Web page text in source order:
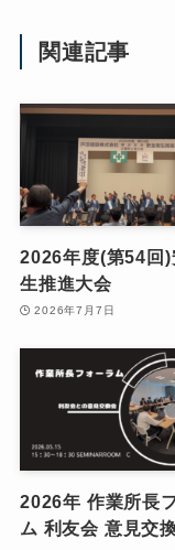
関連記事
2026年度(第54回)
生推進大会
2026年7月7日
2026年 作業所長
ム 利友会 意見交